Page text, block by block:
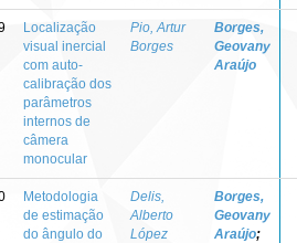
Localização
visual inercial
com auto-
calibração dos
parâmetros
internos de
câmera
monocular
Pio, Artur
Borges
Borges,
Geovany
Araújo
Metodologia
de estimação
do ângulo do
Delis,
Alberto
López
Borges,
Geovany
Araújo;